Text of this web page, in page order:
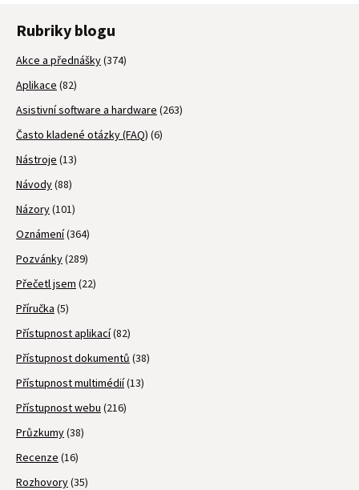
Rubriky blogu
Akce a přednášky(374)
Aplikace (82)
Asistivní software a hardware (263)
Často kladené otázky (FAQ) (6)
Nástroje (13)
Návody(88)
Názory(101)
Oznámení(364)
Pozvánky(289)
Přečetl jsem (22)
Příručka (5)
Přístupnost aplikací(82)
Přístupnost dokumentů (38)
Přístupnost multimédií(13)
Přístupnost webu (216)
Průzkumy(38)
Recenze (16)
Rozhovory(35)